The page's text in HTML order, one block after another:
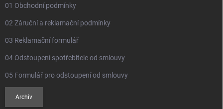
01 Obchodní podmínky
02 Záruční a reklamační podmínky
03 Reklamační formulář
04 Odstoupení spotřebitele od smlouvy
05 Formulář pro odstoupení od smlouvy
Archiv